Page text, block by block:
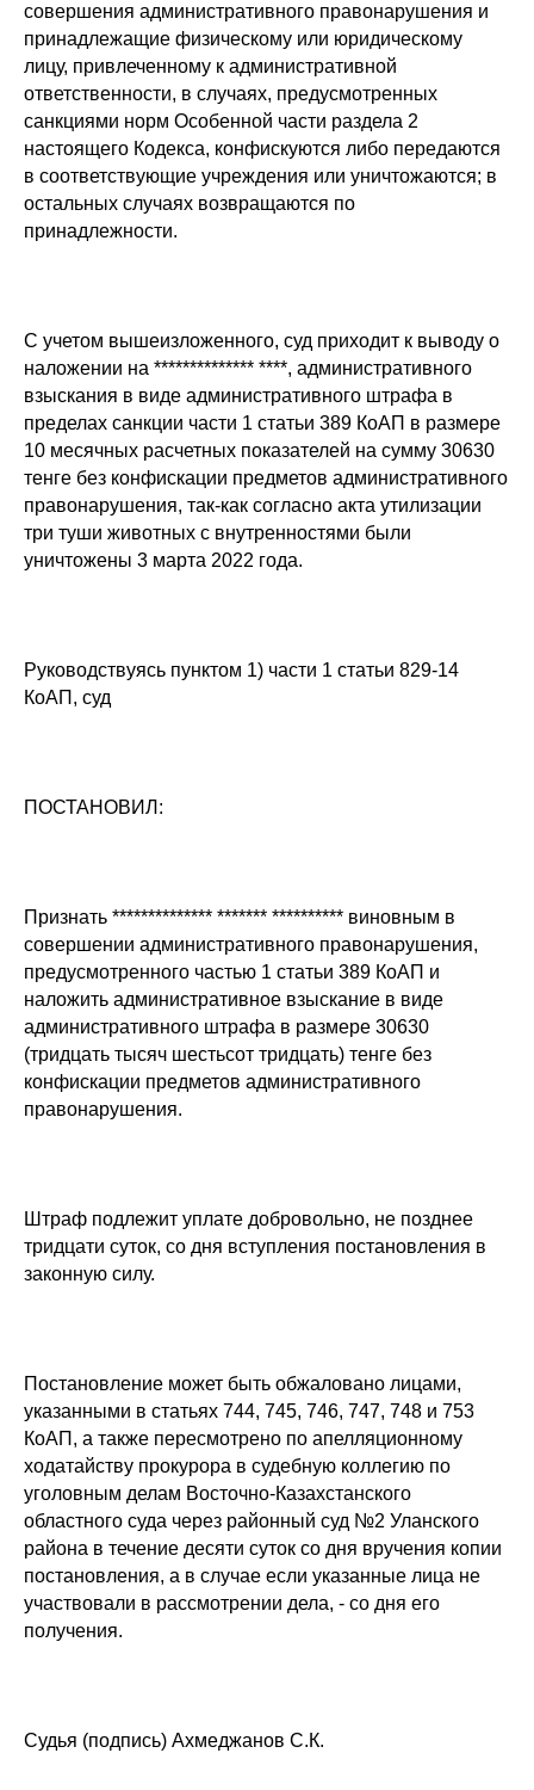
совершения административного правонарушения и
принадлежащие физическому или юридическому
лицу, привлеченному к административной
ответственности, в случаях, предусмотренных
санкциями норм Особенной части раздела 2
настоящего Кодекса, конфискуются либо передаются
в соответствующие учреждения или уничтожаются; в
остальных случаях возвращаются по
принадлежности.
С учетом вышеизложенного, суд приходит к выводу о
наложении на ************** ****, административного
взыскания в виде административного штрафа в
пределах санкции части 1 статьи 389 КоАП в размере
10 месячных расчетных показателей на сумму 30630
тенге без конфискации предметов административного
правонарушения, так-как согласно акта утилизации
три туши животных с внутренностями были
уничтожены 3 марта 2022 года.
Руководствуясь пунктом 1) части 1 статьи 829-14
КоАП, суд
ПОСТАНОВИЛ:
Признать ************** ******* ********** виновным в
совершении административного правонарушения,
предусмотренного частью 1 статьи 389 КоАП и
наложить административное взыскание в виде
административного штрафа в размере 30630
(тридцать тысяч шестьсот тридцать) тенге без
конфискации предметов административного
правонарушения.
Штраф подлежит уплате добровольно, не позднее
тридцати суток, со дня вступления постановления в
законную силу.
Постановление может быть обжаловано лицами,
указанными в статьях 744, 745, 746, 747, 748 и 753
КоАП, а также пересмотрено по апелляционному
ходатайству прокурора в судебную коллегию по
уголовным делам Восточно-Казахстанского
областного суда через районный суд №2 Уланского
района в течение десяти суток со дня вручения копии
постановления, а в случае если указанные лица не
участвовали в рассмотрении дела, - со дня его
получения.
Судья (подпись) Ахмеджанов С.К.